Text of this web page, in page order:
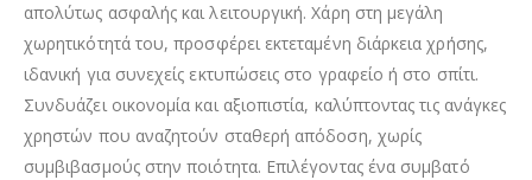
απολύτως ασφαλής και λειτουργική. Χάρη στη μεγάλη
χωρητικότητά του, προσφέρει εκτεταμένη διάρκεια χρήσης,
ιδανική για συνεχείς εκτυπώσεις στο γραφείο ή στο σπίτι.
Συνδυάζει οικονομία και αξιοπιστία, καλύπτοντας τις ανάγκες
χρηστών που αναζητούν σταθερή απόδοση, χωρίς
συμβιβασμούς στην ποιότητα. Επιλέγοντας ένα συμβατό